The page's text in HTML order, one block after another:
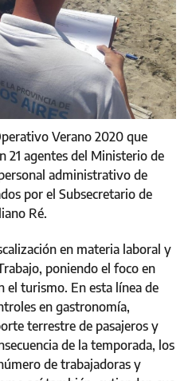
Verano 2020 que
21 agentes del Ministerio de
administrativo de
por el Subsecretario de
Ré.
en materia laboral y
poniendo el foco en
el turismo. En esta línea de
en gastronomía,
terrestre de pasajeros y
de la temporada, los
de trabajadoras y